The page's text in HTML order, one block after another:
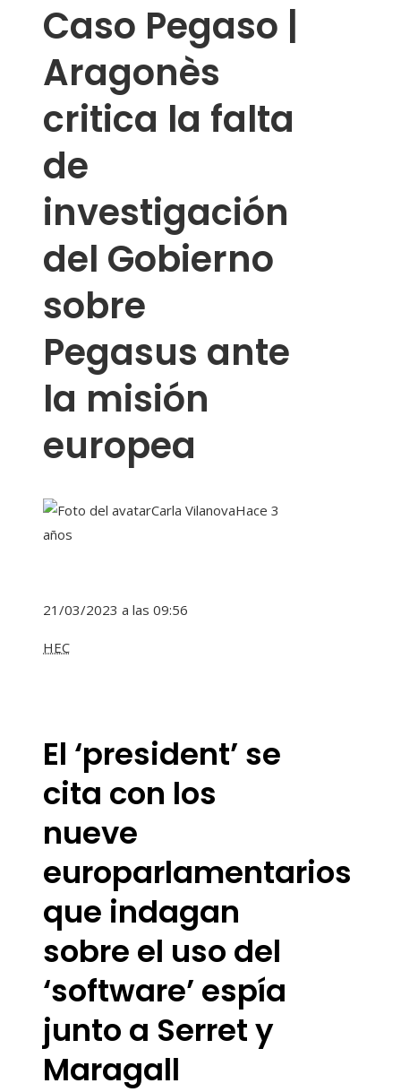
Caso Pegaso |
Aragonès
critica la falta
de
investigación
del Gobierno
sobre
Pegasus ante
la misión
europea
Carla VilanovaHace 3
años
21/03/2023 a las 09:56
HEC
El ‘president’ se
cita con los
nueve
europarlamentarios
que indagan
sobre el uso del
‘software’ espía
junto a Serret y
Maragall